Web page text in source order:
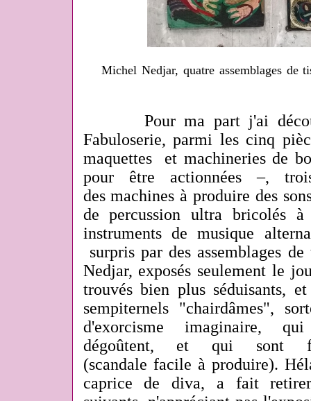
Michel Nedjar, quatre assemblages de
Pour ma part j'ai
Fabuloserie, parmi les cinq
maquettes et machineries de
pour être actionnées –,
des machines à produire des
de percussion ultra bricolés
instruments de musique
surpris par des assemblages
Nedjar, exposés seulement le
trouvés bien plus séduisants,
sempiternels "chairdâmes",
d'exorcisme imaginaire,
dégoûtent, et qui sont
(scandale facile à produire).
caprice de diva, a fait